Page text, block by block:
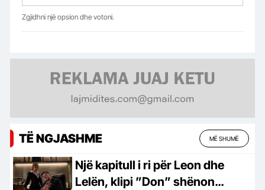
Zgjidhni një opsion dhe votoni.
TË NGJASHME MË SHUMË
Një kapitull i ri për Leon dhe
Lelën, klipi ”Don” shënon